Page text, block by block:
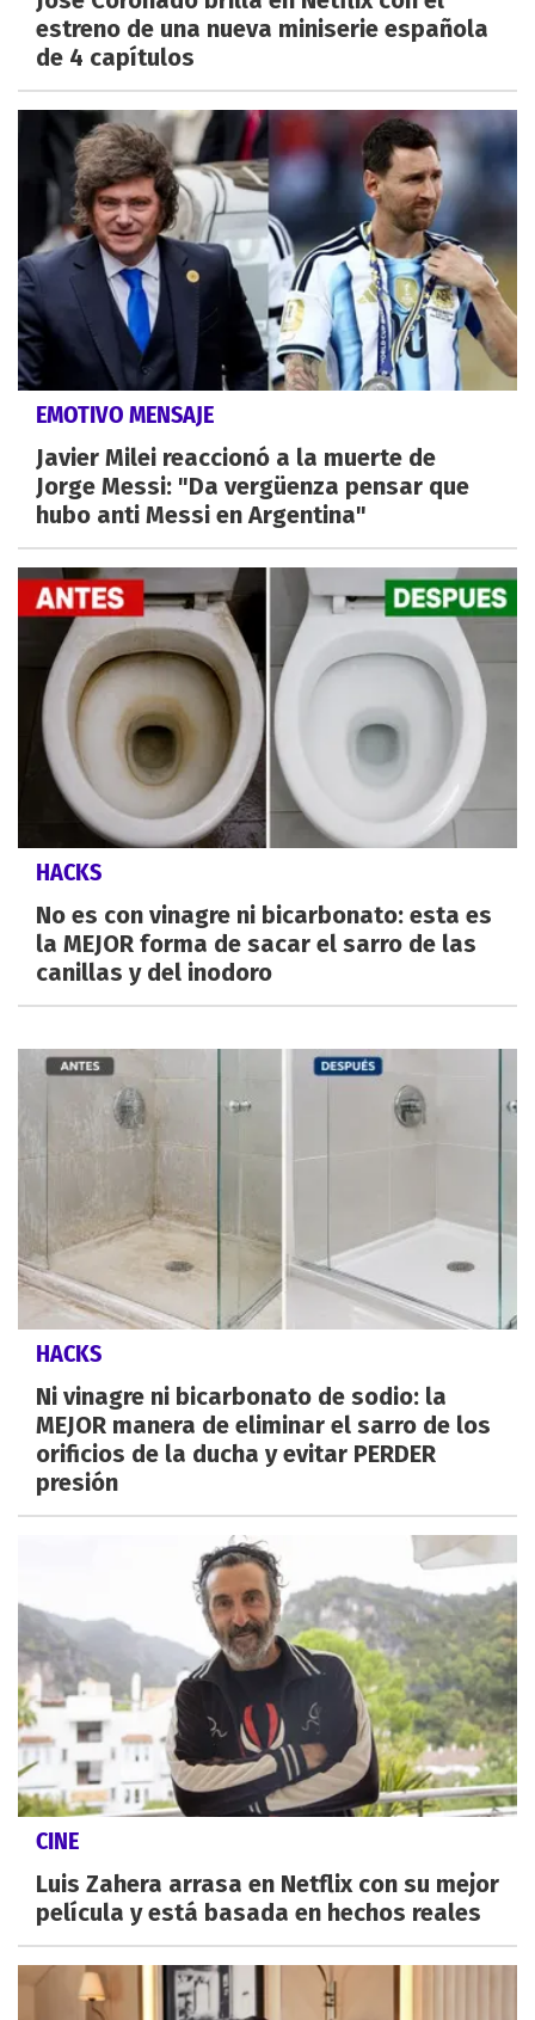
estreno de una nueva miniserie española
de 4 capítulos
EMOTIVO MENSAJE
Javier Milei reaccionó a la muerte de
Jorge Messi: "Da vergüenza pensar que
hubo anti Messi en Argentina"
HACKS
No es con vinagre ni bicarbonato: esta es
la MEJOR forma de sacar el sarro de las
canillas y del inodoro
HACKS
Ni vinagre ni bicarbonato de sodio: la
MEJOR manera de eliminar el sarro de los
orificios de la ducha y evitar PERDER
presión
CINE
Luis Zahera arrasa en Netflix con su mejor
película y está basada en hechos reales